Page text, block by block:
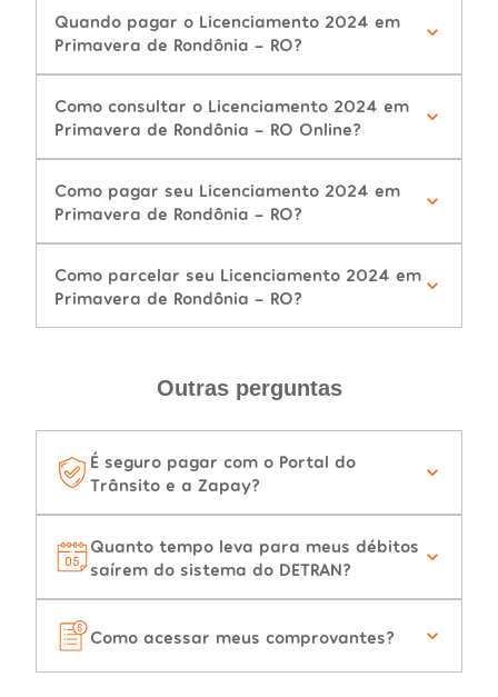
Quando pagar o Licenciamento 2024 em
Primavera de Rondônia - RO?
Como consultar o Licenciamento 2024 em
Primavera de Rondônia - RO Online?
Como pagar seu Licenciamento 2024 em
Primavera de Rondônia - RO?
Como parcelar seu Licenciamento 2024 em
Primavera de Rondônia - RO?
Outras perguntas
É seguro pagar com o Portal do
Trânsito e a Zapay?
Quanto tempo leva para meus débitos
saírem do sistema do DETRAN?
Como acessar meus comprovantes?